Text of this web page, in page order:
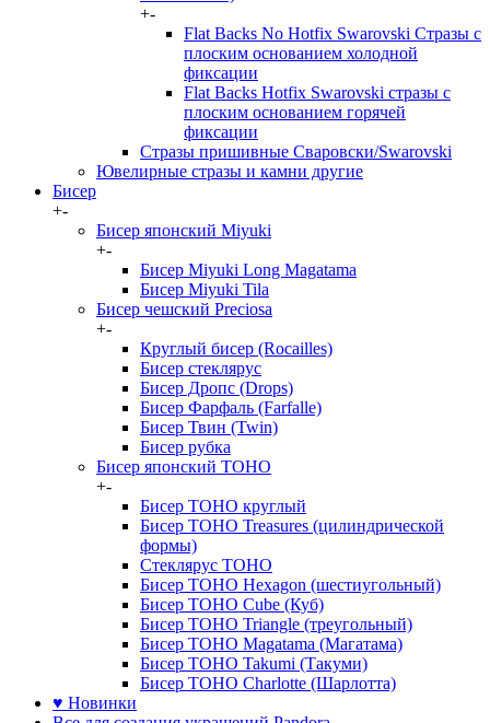
+-
Flat Backs No Hotfix Swarovski Стразы с
плоским основанием холодной
фиксации
Flat Backs Hotfix Swarovski стразы с
плоским основанием горячей
фиксации
Стразы пришивные Сваровски/Swarovski
Ювелирные стразы и камни другие
Бисер
+-
Бисер японский Miyuki
+-
Бисер Miyuki Long Magatama
Бисер Miyuki Tila
Бисер чешский Preciosa
+-
Круглый бисер (Rocailles)
Бисер стеклярус
Бисер Дропс (Drops)
Бисер Фарфаль (Farfalle)
Бисер Твин (Twin)
Бисер рубка
Бисер японский TOHO
+-
Бисер TOHO круглый
Бисер TOHO Treasures (цилиндрической
формы)
Стеклярус TOHO
Бисер TOHO Hexagon (шестиугольный)
Бисер TOHO Cube (Куб)
Бисер TOHO Triangle (треугольный)
Бисер TOHO Magatama (Магатама)
Бисер TOHO Takumi (Такуми)
Бисер TOHO Charlotte (Шарлотта)
♥ Новинки